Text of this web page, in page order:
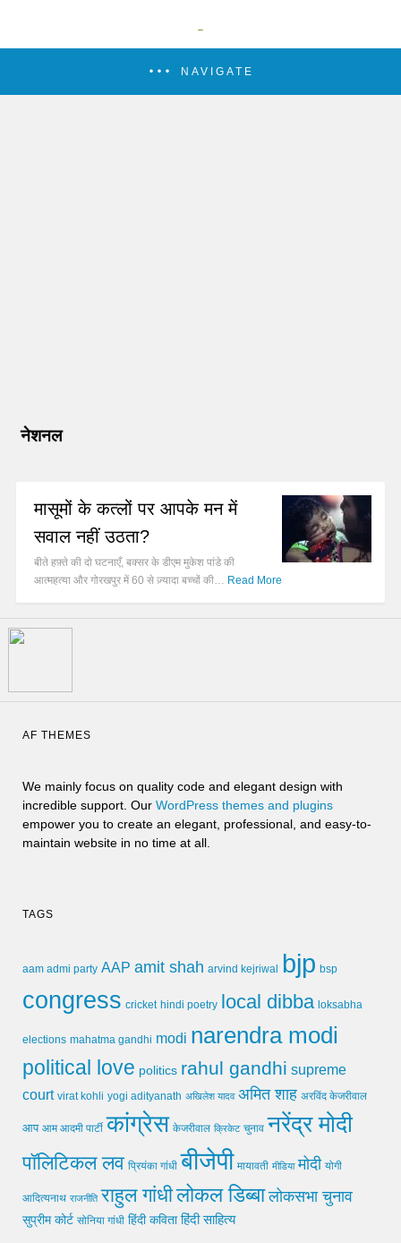
NAVIGATE
नेशनल
मासूमों के कत्लों पर आपके मन में
सवाल नहीं उठता?
बीते हफ़्ते की दो घटनाएँ, बक्सर के डीएम मुकेश पांडे की
आत्महत्या और गोरखपुर में 60 से ज़्यादा बच्चों की… Read More
AF THEMES
We mainly focus on quality code and elegant design with
incredible support. Our WordPress themes and plugins
empower you to create an elegant, professional, and easy-to-
maintain website in no time at all.
TAGS
aam admi party AAP amit shah arvind kejriwal bjp bsp
congress cricket hindi poetry local dibba loksabha
elections mahatma gandhi modi narendra modi
political love politics rahul gandhi supreme
court virat kohli yogi adityanath अखिलेश यादव अमित शाह अरविंद केजरीवाल
आप आम आदमी पार्टी कांग्रेस केजरीवाल क्रिकेट चुनाव नरेंद्र मोदी
पॉलिटिकल लव प्रियंका गांधी बीजेपी मायावती मीडिया मोदी योगी
आदित्यनाथ राजनीति राहुल गांधीलोकल डिब्बा लोकसभा चुनाव
सुप्रीम कोर्ट सोनिया गांधी हिंदी कविता हिंदी साहित्य